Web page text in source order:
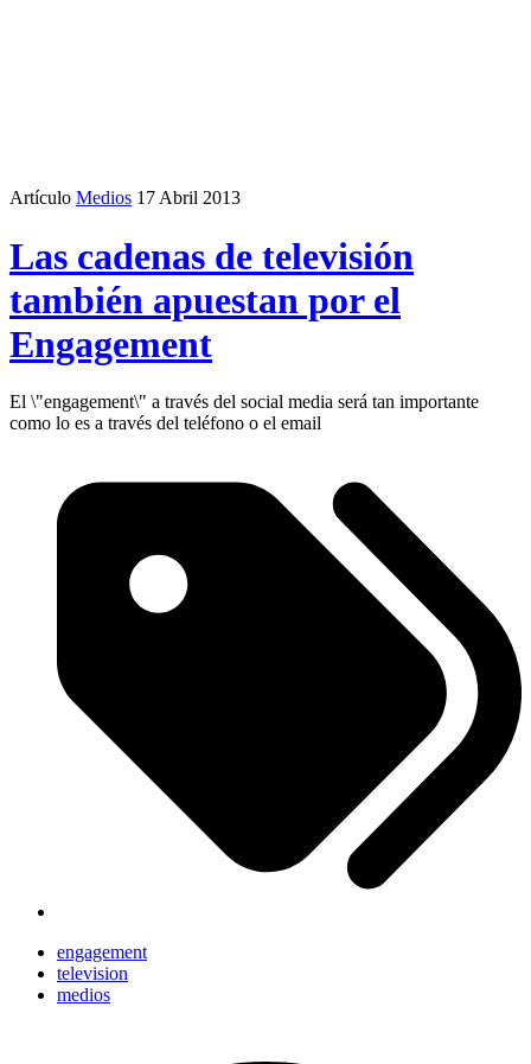
Artículo Medios 17 Abril 2013
Las cadenas de televisión
también apuestan por el
Engagement
El \"engagement\" a través del social media será tan importante
como lo es a través del teléfono o el email
engagement
television
medios